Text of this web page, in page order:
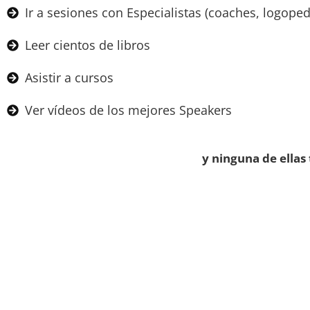
Ir a sesiones con Especialistas (coaches,
Leer cientos de libros
Asistir a cursos
Ver vídeos de los mejores Speakers
y ninguna de